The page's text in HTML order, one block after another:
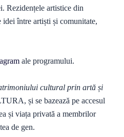
Rezidențele artistice din
între artiști și comunitate,
ale programului.
cultural prin artă și
și se bazează pe accesul
și viața privată a membrilor
de gen.